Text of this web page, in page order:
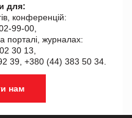
для:
конференцій:
99-00,
порталі, журналах:
30 13,
39, +380 (44) 383 50 34.
нам